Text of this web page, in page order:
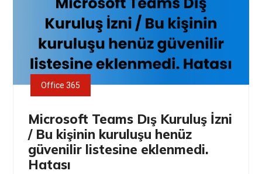
Office 365
Microsoft Teams Dış Kuruluş İzni
/ Bu kişinin kuruluşu henüz
güvenilir listesine eklenmedi.
Hatası